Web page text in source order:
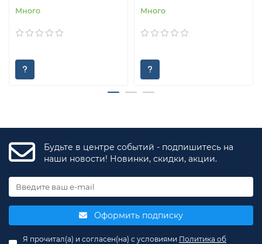
Много Много
Будьте в центре событий - подпишитесь на
наши новости! Новинки, скидки, акции.
Оформить подписку
Я прочитал(а) и согласен(на) с условиями Политика об